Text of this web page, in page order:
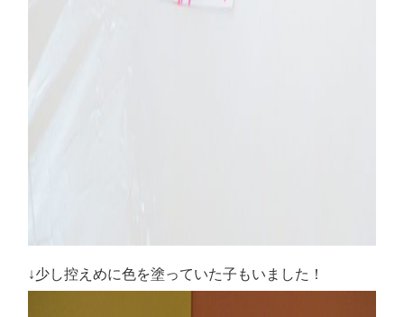
↓少し控えめに色を塗っていた子もいました！